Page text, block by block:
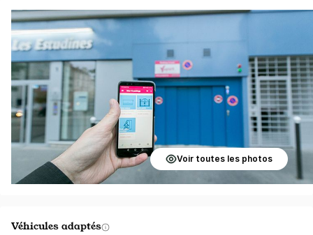
Voir toutes les photos
Véhicules adaptés